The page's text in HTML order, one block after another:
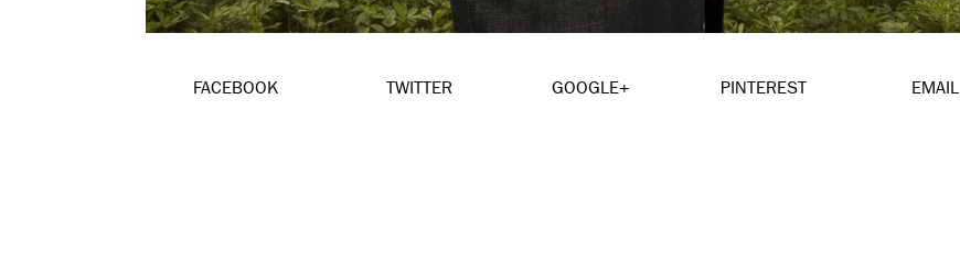
FACEBOOK TWITTER GOOGLE+ PINTEREST EMAIL